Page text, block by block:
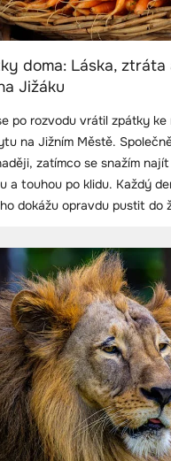
doma: Láska, ztráta
Jižáku
po rozvodu vrátil zpátky ke
na Jižním Městě.
zatímco se snažím
a touhou po klidu. Každý
dokážu opravdu pustit do